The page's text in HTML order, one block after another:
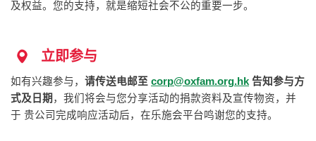
及权益。您的支持，就是缩短社会不公的重要一步。
立即参与
如有兴趣参与， 请传送电邮至 corp@oxfam.org.hk 告知参与方
式及日期 ，我们将会与您分享活动的捐款资料及宣传物资，并
于 贵公司完成响应活动后，在乐施会平台鸣谢您的支持。